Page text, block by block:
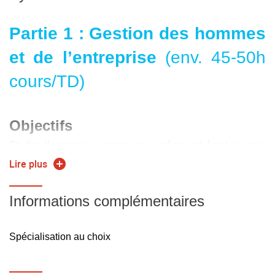
Partie 1 : Gestion des hommes
et de l’entreprise (env. 45-50h
cours/TD)
Objectifs
duquel toutes les fonctions contribuent solidairement aux
essentiel à l’interface entre les services.
Contenu
- Le bilan
Lire plus
Informations complémentaires
Spécialisation au choix